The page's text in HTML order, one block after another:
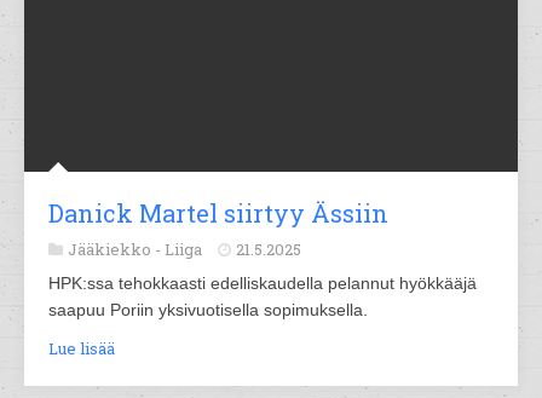
Danick Martel siirtyy Ässiin
Jääkiekko - Liiga 21.5.2025
HPK:ssa tehokkaasti edelliskaudella pelannut hyökkääjä
saapuu Poriin yksivuotisella sopimuksella.
Lue lisää